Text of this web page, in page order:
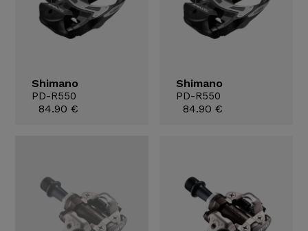
Shimano
PD-R550
84.90 €
Shimano
PD-R550
84.90 €